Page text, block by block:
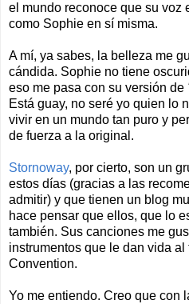
el mundo reconoce que su voz
como Sophie en sí misma.
A mí, ya sabes, la belleza me
cándida. Sophie no tiene
eso me pasa con su versión de
Está guay, no seré yo quien lo
vivir en un mundo tan puro y
de fuerza a la original.
Stornoway, por cierto, son un
estos días (gracias a las
admitir) y que tienen un blog
hace pensar que ellos, que lo
también. Sus canciones me
instrumentos que le dan vida
Convention.
Yo me entiendo. Creo que con